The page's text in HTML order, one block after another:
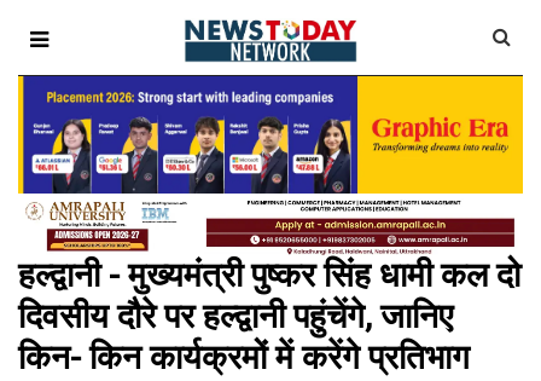
हल्द्वानी - मुख्यमंत्री पुष्कर सिंह धामी कल दो
दिवसीय दौरे पर हल्द्वानी पहुंचेंगे, जानिए
किन- किन कार्यक्रमों में करेंगे प्रतिभाग